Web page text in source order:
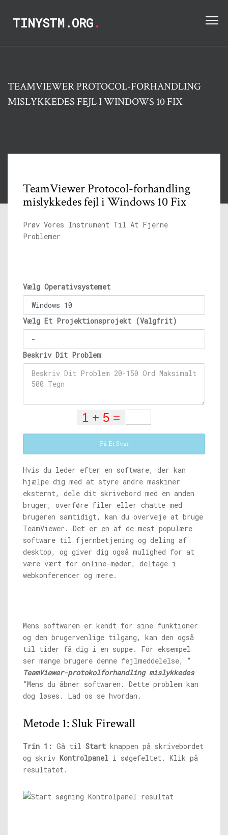
TINYSTM.ORG.
TEAMVIEWER PROTOCOL-FORHANDLING
MISLYKKEDES FEJL I WINDOWS 10 FIX
TeamViewer Protocol-forhandling
mislykkedes fejl i Windows 10 Fix
Prøv Vores Instrument Til At Fjerne
Problemer
Vælg Operativsystemet
Vælg Et Projektionsprojekt (Valgfrit)
Beskriv Dit Problem
Få Et Svar
Hvis du leder efter en software, der kan
hjælpe dig med at styre andre maskiner
eksternt, dele dit skrivebord med en anden
bruger, overføre filer eller chatte med
brugeren samtidigt, kan du overveje at bruge
TeamViewer. Det er en af ​​de mest populære
software til fjernbetjening og deling af
desktop, og giver dig også mulighed for at
være vært for online-møder, deltage i
webkonferencer og mere.
Mens softwaren er kendt for sine funktioner
og den brugervenlige tilgang, kan den også
til tider få dig i en suppe. For eksempel
ser mange brugere denne fejlmeddelelse, “
TeamViewer-protokolforhandling mislykkedes
”Mens du åbner softwaren. Dette problem kan
dog løses. Lad os se hvordan.
Metode 1: Sluk Firewall
Trin 1: Gå til Start knappen på skrivebordet
og skriv Kontrolpanel i søgefeltet. Klik på
resultatet.